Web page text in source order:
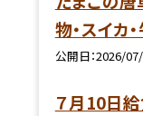
物・スイカ
公開日 2026/
７月10日